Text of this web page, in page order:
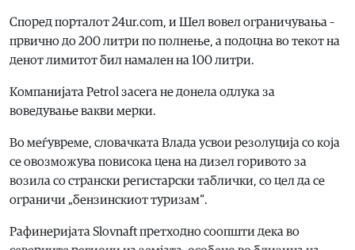
Според порталот 24ur.com, и Шел вовел ограничувања –
првично до 200 литри по полнење, а подоцна во текот на
денот лимитот бил намален на 100 литри.
Компанијата Petrol засега не донела одлука за
воведување вакви мерки.
Во меѓувреме, словачката Влада усвои резолуција со која
се овозможува повисока цена на дизел горивото за
возила со странски регистарски таблички, со цел да се
ограничи „бензинскиот туризам“.
Рафинеријата Slovnaft претходно соопшти дека во